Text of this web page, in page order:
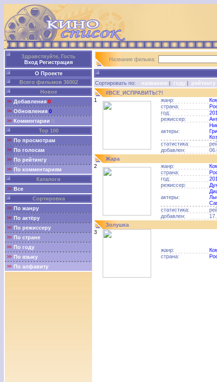
Здравствуйте, Гость
Вход Регистрация
О Проекте
Всего фильмов 36002
Новое
Добавления 0
Обновления 0
Комментарии 0
Top 100
По просмотрам
По голосам
По рейтингу
По комментариям
Каталоги
Все
Сортировка
По жанру
По актёру
По режиссеру
По стране
По году
По языку
По алфавиту
Название фильма:
Сортировать по: названию | году | рейтингу
#ВСЕ_ИСПРАВИТЬ!?!
1
жанр:
страна:
год:
режиссер:
актеры:
статистика:
добавлен:
Жара
2
жанр:
страна:
год:
режиссер:
актеры:
статистика:
добавлен:
Золушка
3
жанр:
страна: